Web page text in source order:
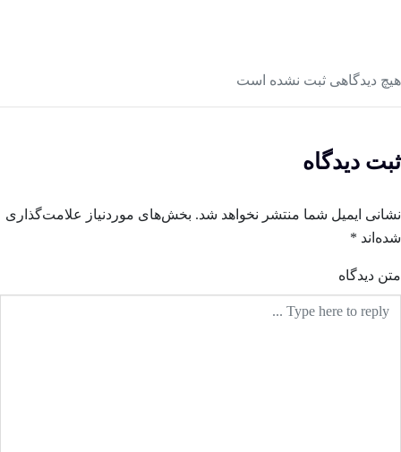
دیدگاهی ثبت نشده است
دیدگاه
ایمیل شما منتشر نخواهد شد. بخش‌های موردنیاز علامت‌گذاری
*
دیدگاه